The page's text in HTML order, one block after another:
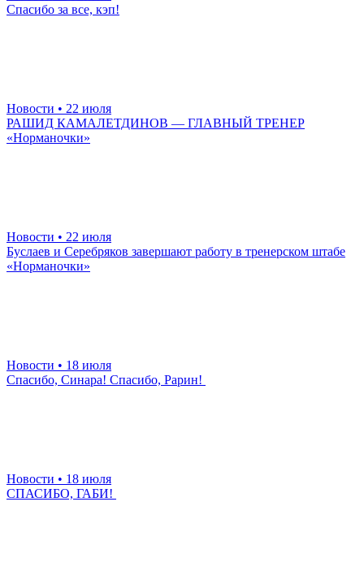
Спасибо за все, кэп!
Новости • 22 июля
РАШИД КАМАЛЕТДИНОВ — ГЛАВНЫЙ ТРЕНЕР
«Норманочки»
Новости • 22 июля
Буслаев и Серебряков завершают работу в тренерском штабе
«Норманочки»
Новости • 18 июля
Спасибо, Синара! Спасибо, Рарин!
Новости • 18 июля
СПАСИБО, ГАБИ!